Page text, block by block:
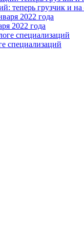
теперь грузчик и
2022 года
специализаций